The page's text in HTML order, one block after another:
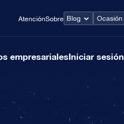
AtenciónSobre Blog Ocasión
empresarialesIniciar sesión